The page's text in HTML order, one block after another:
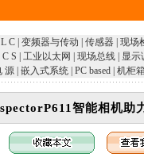
C 变频器与传动 传感器 现场
S
工业以太网 现场总线
显示
源 嵌入式系统 PC based 机柜
智能相机助